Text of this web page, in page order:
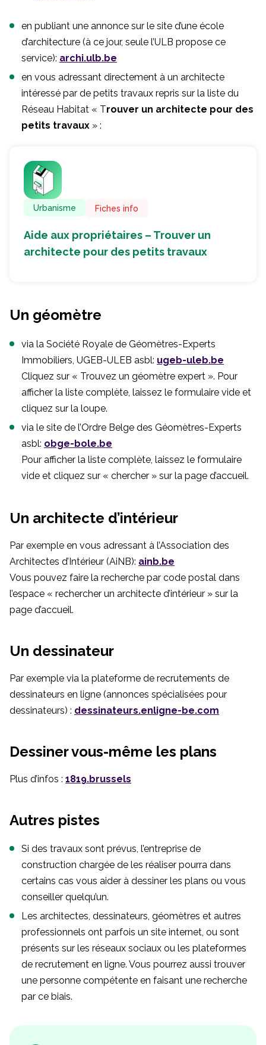
en publiant une annonce sur le site d’une école
d’architecture (à ce jour, seule l’ULB propose ce
service): archi.ulb.be
en vous adressant directement à un architecte
intéressé par de petits travaux repris sur la liste du
Réseau Habitat « Trouver un architecte pour des
petits travaux » :
Urbanisme Fiches info
Aide aux propriétaires – Trouver un
architecte pour des petits travaux
Un géomètre
via la Société Royale de Géomètres-Experts
Immobiliers, UGEB-ULEB asbl: ugeb-uleb.be
Cliquez sur « Trouvez un géomètre expert ». Pour
afficher la liste complète, laissez le formulaire vide et
cliquez sur la loupe.
via le site de l’Ordre Belge des Géomètres-Experts
asbl: obge-bole.be
Pour afficher la liste complète, laissez le formulaire
vide et cliquez sur « chercher » sur la page d’accueil.
Un architecte d’intérieur
Par exemple en vous adressant à l’Association des
Architectes d’Intérieur (AiNB): ainb.be
Vous pouvez faire la recherche par code postal dans
l’espace « rechercher un architecte d’intérieur » sur la
page d’accueil.
Un dessinateur
Par exemple via la plateforme de recrutements de
dessinateurs en ligne (annonces spécialisées pour
dessinateurs) : dessinateurs.enligne-be.com
Dessiner vous-même les plans
Plus d’infos : 1819.brussels
Autres pistes
Si des travaux sont prévus, l’entreprise de
construction chargée de les réaliser pourra dans
certains cas vous aider à dessiner les plans ou vous
conseiller quelqu’un.
Les architectes, dessinateurs, géomètres et autres
professionnels ont parfois un site internet, ou sont
présents sur les réseaux sociaux ou les plateformes
de recrutement en ligne. Vous pourrez aussi trouver
une personne compétente en faisant une recherche
par ce biais.